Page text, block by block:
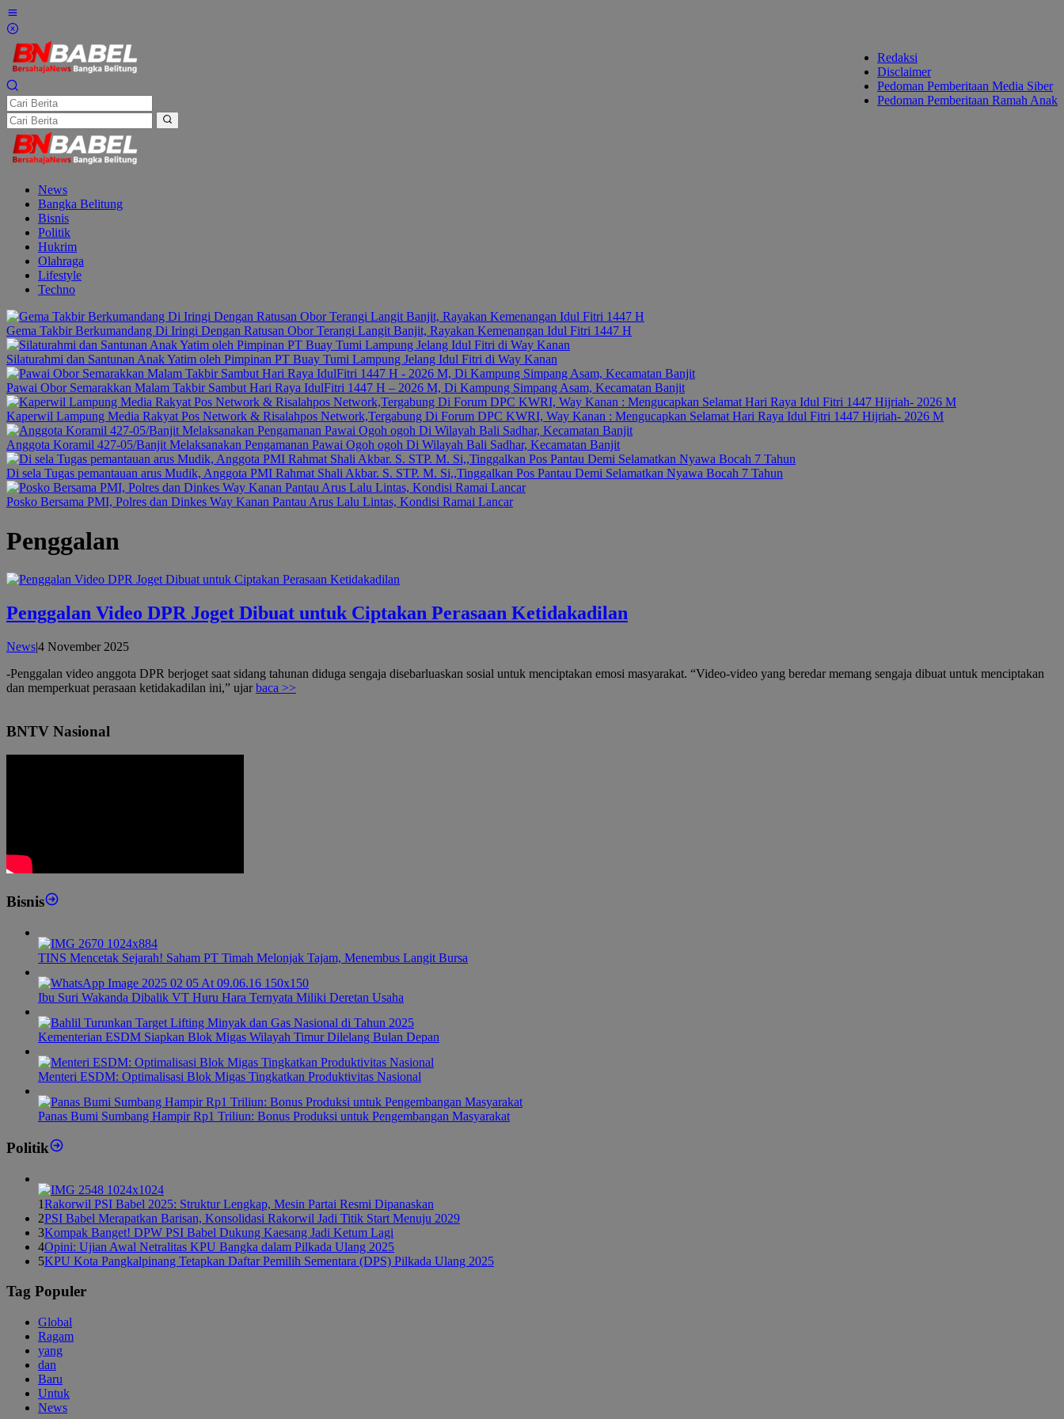
Lewati
ke
konten
Redaksi
Disclaimer
Pedoman Pemberitaan Media Siber
Pedoman Pemberitaan Ramah Anak
News
Bangka Belitung
Bisnis
Politik
Hukrim
Olahraga
Lifestyle
Techno
Gema Takbir Berkumandang Di Iringi Dengan Ratusan Obor Terangi Langit Banjit, Rayakan Kemenangan Idul Fitri 1447 H
Silaturahmi dan Santunan Anak Yatim oleh Pimpinan PT Buay Tumi Lampung Jelang Idul Fitri di Way Kanan
Pawai Obor Semarakkan Malam Takbir Sambut Hari Raya IdulFitri 1447 H – 2026 M, Di Kampung Simpang Asam, Kecamatan Banjit
Kaperwil Lampung Media Rakyat Pos Network & Risalahpos Network,Tergabung Di Forum DPC KWRI, Way Kanan : Mengucapkan Selamat Hari Raya Idul Fitri 1447 Hijriah- 2026 M
Anggota Koramil 427-05/Banjit Melaksanakan Pengamanan Pawai Ogoh ogoh Di Wilayah Bali Sadhar, Kecamatan Banjit
Di sela Tugas pemantauan arus Mudik, Anggota PMI Rahmat Shali Akbar. S. STP. M. Si,,Tinggalkan Pos Pantau Demi Selamatkan Nyawa Bocah 7 Tahun
Posko Bersama PMI, Polres dan Dinkes Way Kanan Pantau Arus Lalu Lintas, Kondisi Ramai Lancar
Penggalan
Penggalan Video DPR Joget Dibuat untuk Ciptakan Perasaan Ketidakadilan
News|4 November 2025oleh
-Penggalan video anggota DPR berjoget saat sidang tahunan diduga sengaja disebarluaskan sosial untuk menciptakan emosi masyarakat. “Video-video yang beredar memang sengaja dibuat untuk menciptakan
dan memperkuat perasaan ketidakadilan ini,” ujarbaca >>
BNTV Nasional
Bisnis
TINS Mencetak Sejarah! Saham PT Timah Melonjak Tajam, Menembus Langit Bursa
Ibu Suri Wakanda Dibalik VT Huru Hara Ternyata Miliki Deretan Usaha
Kementerian ESDM Siapkan Blok Migas Wilayah Timur Dilelang Bulan Depan
Menteri ESDM: Optimalisasi Blok Migas Tingkatkan Produktivitas Nasional
Panas Bumi Sumbang Hampir Rp1 Triliun: Bonus Produksi untuk Pengembangan Masyarakat
Politik
1Rakorwil PSI Babel 2025: Struktur Lengkap, Mesin Partai Resmi Dipanaskan
2PSI Babel Merapatkan Barisan, Konsolidasi Rakorwil Jadi Titik Start Menuju 2029
3Kompak Banget! DPW PSI Babel Dukung Kaesang Jadi Ketum Lagi
4Opini: Ujian Awal Netralitas KPU Bangka dalam Pilkada Ulang 2025
5KPU Kota Pangkalpinang Tetapkan Daftar Pemilih Sementara (DPS) Pilkada Ulang 2025
Tag Populer
Global
Ragam
yang
dan
Baru
Untuk
News